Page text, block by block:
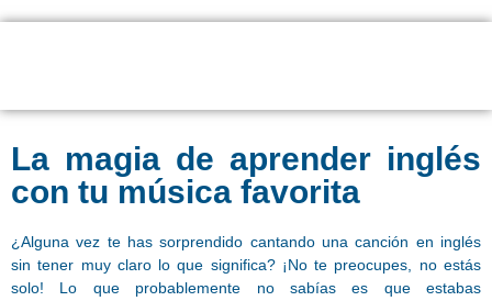
La magia de aprender inglés
con tu música favorita
¿Alguna vez te has sorprendido cantando una canción en inglés
sin tener muy claro lo que significa? ¡No te preocupes, no estás
solo! Lo que probablemente no sabías es que estabas